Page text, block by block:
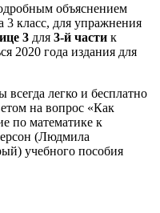
объяснением
3 класс, для упражнения
3 для 3-й части к
2020 года издания для
легко и бесплатно
на вопрос «Как
по математике к
(Людмила
учебного пособия